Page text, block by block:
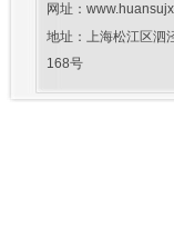
网址：
地址：上海松江区泗
168号